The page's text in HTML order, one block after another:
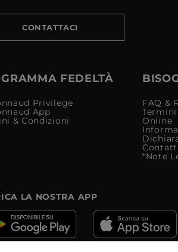
CONTATTACI
FEDELTÀ
Privilege
App
& Condizioni
FAQ &
Online
*Note
LA NOSTRA APP